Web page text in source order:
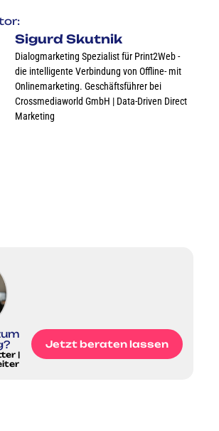
Sigurd Skutnik
Dialogmarketing Spezialist für Print2Web -
die intelligente Verbindung von Offline- mit
Onlinemarketing. Geschäftsführer bei
Crossmediaworld GmbH | Data-Driven Direct
Marketing
|
Jetzt beraten lassen